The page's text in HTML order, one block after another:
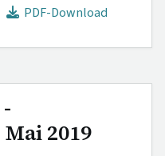
PDF-Download
2019